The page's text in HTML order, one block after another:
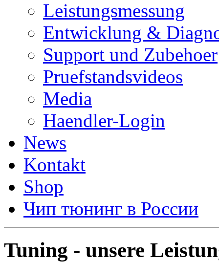
Leistungsmessung
Entwicklung &
Support und Zubehoer
Pruefstandsvideos
Media
Haendler-Login
News
Kontakt
Shop
Чип тюнинг в России
Tuning - unsere